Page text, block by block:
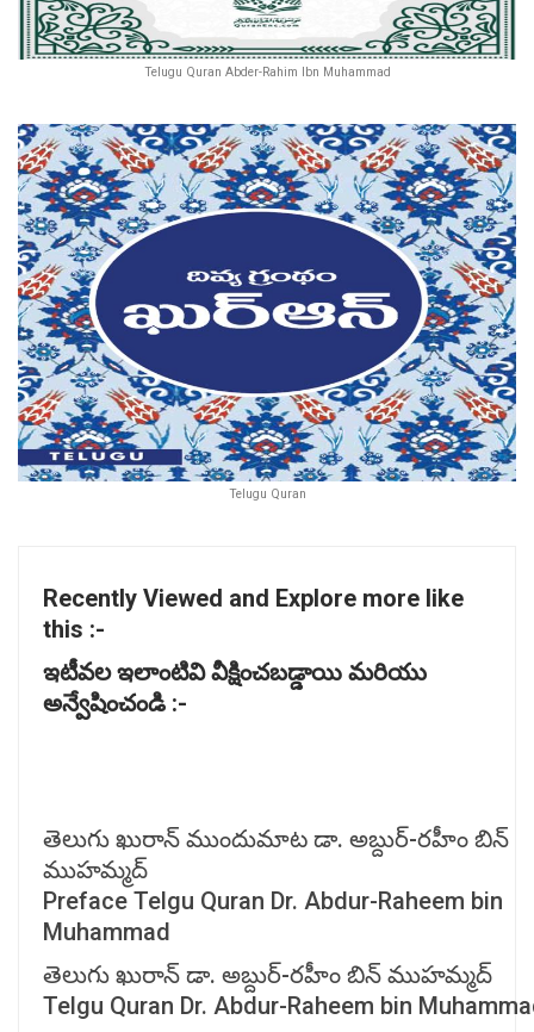
Telugu Quran Abder-Rahim Ibn Muhammad
Telugu Quran
Recently Viewed and Explore more like
this :-
ఇటీవలఇలాంటివివీక్షించబడ్డాయి మరియు
అన్వేషించండి :-
తెలుగు ఖురాన్ ముందుమాట డా. అబ్దుర్-రహీం బిన్
ముహమ్మద్
Preface Telgu Quran Dr. Abdur-Raheem bin
Muhammad
తెలుగు ఖురాన్ డా. అబ్దుర్-రహీం బిన్ ముహమ్మద్
Telgu Quran Dr. Abdur-Raheem bin